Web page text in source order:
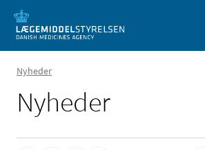
Nyheder
Nyheder